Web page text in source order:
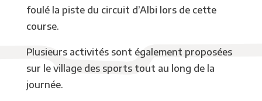
foulé la piste du circuit d’Albi lors de cette
course.
Plusieurs activités sont également proposées
sur le village des sports tout au long de la
journée.